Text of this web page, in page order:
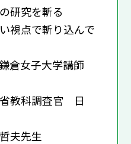
研究を斬る
視点で斬り込んで
倉女子大学講師
教科調査官 日
夫先生